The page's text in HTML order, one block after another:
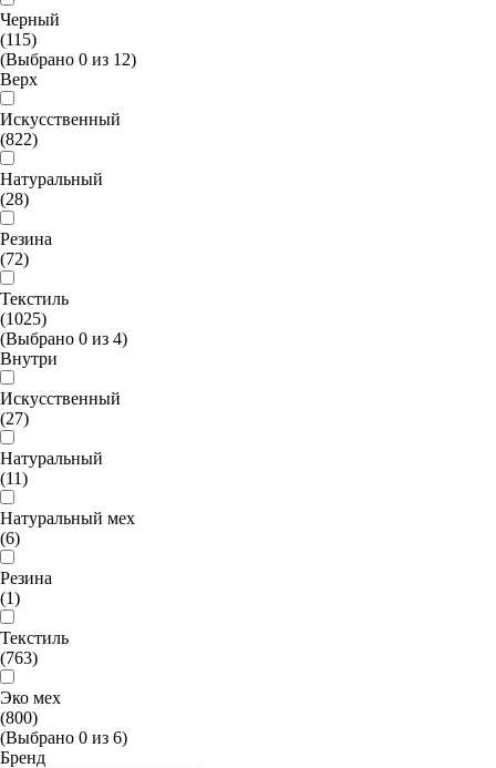
Черный
(115)
(Выбрано 0 из 12)
Верх
Искусственный
(822)
Натуральный
(28)
Резина
(72)
Текстиль
(1025)
(Выбрано 0 из 4)
Внутри
Искусственный
(27)
Натуральный
(11)
Натуральный мех
(6)
Резина
(1)
Текстиль
(763)
Эко мех
(800)
(Выбрано 0 из 6)
Бренд